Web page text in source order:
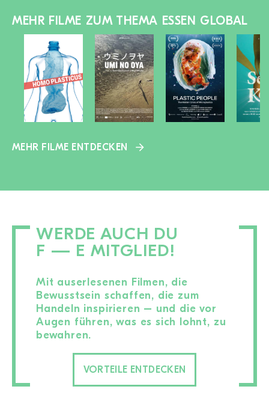
MEHR FILME ZUM THEMA ESSEN GLOBAL
MEHR FILME ENTDECKEN
WERDE AUCH DU
F — E MITGLIED!
Mit auserlesenen Filmen, die
Bewusstsein schaffen, die zum
Handeln inspirieren – und die vor
Augen führen, was es sich lohnt, zu
bewahren.
VORTEILE ENTDECKEN